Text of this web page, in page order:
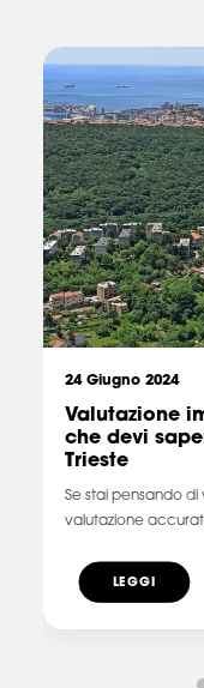
24 Giugno 2024
Valutazione
che devi
Trieste
Se stai pensando
valutazione
LEGGI